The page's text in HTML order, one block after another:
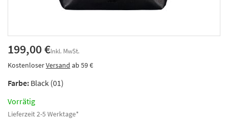
199,00 €Inkl. MwSt.
KostenloserVersand ab 59 €
Farbe: Black (01)
Vorrätig
Lieferzeit 2-5 Werktage*